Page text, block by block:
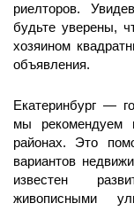
риелторов.
будьте уверены,
хозяином
объявления.
Екатеринбург —
мы рекомендуем
районах. Это
вариантов
известен
живописными